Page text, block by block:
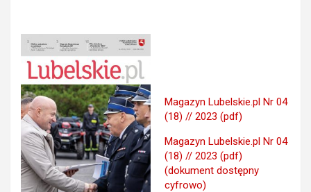
Magazyn Lubelskie.pl Nr 04
(18) // 2023 (pdf)
Magazyn Lubelskie.pl Nr 04
(18) // 2023 (pdf)
(dokument dostępny
cyfrowo)